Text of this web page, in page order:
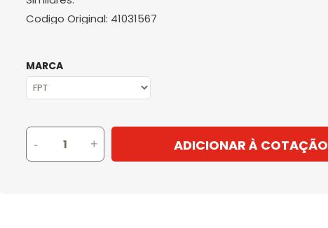
Codigo Original: 41031567
MARCA
- + ADICIONAR À COTAÇÃO